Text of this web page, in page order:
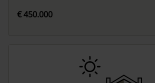
€ 450.000